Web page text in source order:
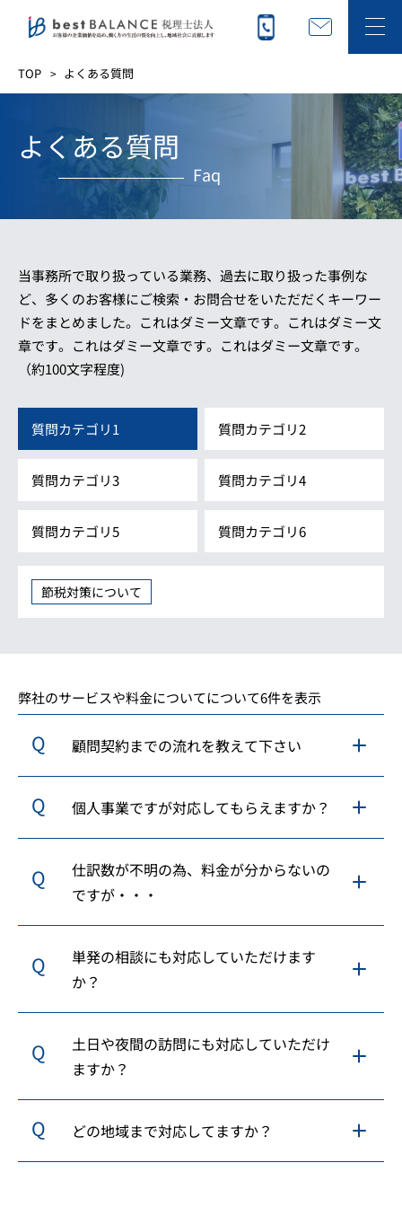
TOP よくある質問
よくある質問
Faq
当事務所で取り扱っている業務、過去に取り扱った事例な
ど、多くのお客様にご検索・お問合せをいただだくキーワー
ドをまとめました。これはダミー文章です。これはダミー文
章です。これはダミー文章です。これはダミー文章です。
（約100文字程度)
質問カテゴリ1 質問カテゴリ2
質問カテゴリ3 質問カテゴリ4
質問カテゴリ5 質問カテゴリ6
節税対策について
弊社のサービスや料金についてについて6件を表示
顧問契約までの流れを教えて下さい
個人事業ですが対応してもらえますか？
仕訳数が不明の為、料金が分からないの
ですが・・・
単発の相談にも対応していただけます
か？
土日や夜間の訪問にも対応していただけ
ますか？
どの地域まで対応してますか？